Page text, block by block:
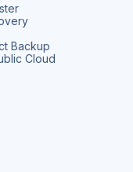
Backup
Cloud